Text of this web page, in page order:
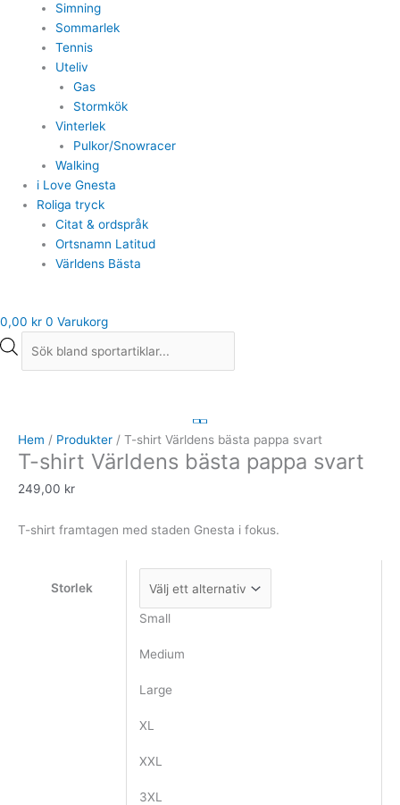
Simning
Sommarlek
Tennis
Uteliv
Gas
Stormkök
Vinterlek
Pulkor/Snowracer
Walking
i Love Gnesta
Roliga tryck
Citat & ordspråk
Ortsnamn Latitud
Världens Bästa
0,00 kr 0 Varukorg
Hem / Produkter / T-shirt Världens bästa pappa svart
T-shirt Världens bästa pappa svart
249,00 kr
T-shirt framtagen med staden Gnesta i fokus.
Storlek
Small
Medium
Large
XL
XXL
3XL
Världens
bästa
svart